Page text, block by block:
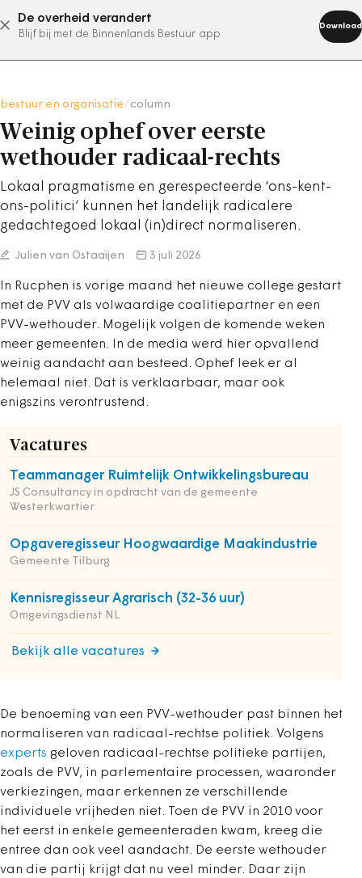
De overheid verandert
Blijf bij met de Binnenlands Bestuur app
Download
abonneer nu
bestuur en organisatie column
Weinig ophef over eerste
wethouder radicaal-rechts
Lokaal pragmatisme en gerespecteerde ‘ons-kent-
ons-politici’ kunnen het landelijk radicalere
gedachtegoed lokaal (in)direct normaliseren.
Julien van Ostaaijen 3 juli 2026
In Rucphen is vorige maand het nieuwe college gestart
met de PVV als volwaardige coalitiepartner en een
PVV-wethouder. Mogelijk volgen de komende weken
meer gemeenten. In de media werd hier opvallend
weinig aandacht aan besteed. Ophef leek er al
helemaal niet. Dat is verklaarbaar, maar ook
enigszins verontrustend.
Vacatures
Teammanager Ruimtelijk Ontwikkelingsbureau
JS Consultancy in opdracht van de gemeente
Westerkwartier
Opgaveregisseur Hoogwaardige Maakindustrie
Gemeente Tilburg
Kennisregisseur Agrarisch (32-36 uur)
Omgevingsdienst NL
Bekijk alle vacatures
De benoeming van een PVV-wethouder past binnen het
normaliseren van radicaal-rechtse politiek. Volgens
experts geloven radicaal-rechtse politieke partijen,
zoals de PVV, in parlementaire processen, waaronder
verkiezingen, maar erkennen ze verschillende
individuele vrijheden niet. Toen de PVV in 2010 voor
het eerst in enkele gemeenteraden kwam, kreeg die
entree dan ook veel aandacht. De eerste wethouder
van die partij krijgt dat nu veel minder. Daar zijn